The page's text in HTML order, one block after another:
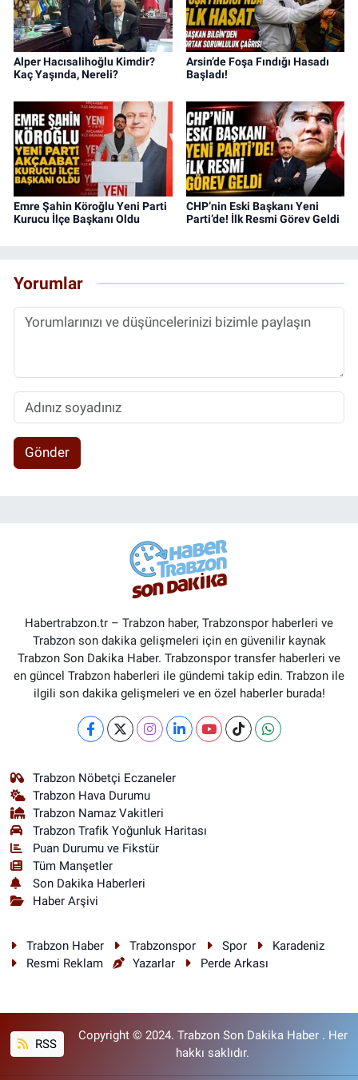
Alper Hacısalihoğlu Kimdir?
Kaç Yaşında, Nereli?
Arsin’de Foşa Fındığı Hasadı
Başladı!
Emre Şahin Köroğlu Yeni Parti
Kurucu İlçe Başkanı Oldu
CHP’nin Eski Başkanı Yeni
Parti’de! İlk Resmi Görev Geldi
Yorumlar
Gönder
Habertrabzon.tr – Trabzon haber, Trabzonspor haberleri ve
Trabzon son dakika gelişmeleri için en güvenilir kaynak
Trabzon Son Dakika Haber. Trabzonspor transfer haberleri ve
en güncel Trabzon haberleri ile gündemi takip edin. Trabzon ile
ilgili son dakika gelişmeleri ve en özel haberler burada!
Trabzon Nöbetçi Eczaneler
Trabzon Hava Durumu
Trabzon Namaz Vakitleri
Trabzon Trafik Yoğunluk Haritası
Puan Durumu ve Fikstür
Tüm Manşetler
Son Dakika Haberleri
Haber Arşivi
Trabzon Haber Trabzonspor Spor
Karadeniz
Resmi Reklam
Yazarlar Perde Arkası
RSS
Copyright © 2024. Trabzon Son Dakika Haber . Her
hakkı saklıdır.